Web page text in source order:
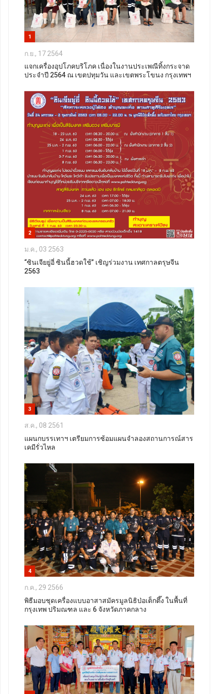
1
ก.ย., 17 2564
แจกเครื่องอุปโภคบริโภค เนื่องในงานประเพณีทิ้งกระจาด
ประจำปี 2564 ณ เขตปทุมวัน และเขตพระโขนง กรุงเทพฯ
2
ม.ค., 03 2563
“ซินเจียยู่อี่ ซินนี้ฮวดใช้” เชิญร่วมงาน เทศกาลตรุษจีน
2563
3
ส.ค., 08 2561
แผนกบรรเทาฯ เตรียมการซ้อมแผนจำลองสถานการณ์สาร
เคมีรั่วไหล
4
ก.ค., 29 2566
พิธีมอบชุดเครื่องแบบอาสาสมัครมูลนิธิป่อเต็กตึ๊ง ในพื้นที่
กรุงเทพ ปริมณฑล และ 6 จังหวัดภาคกลาง